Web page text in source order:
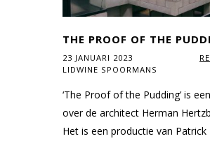
THE PROOF OF THE
23 JANUARI 2023
LIDWINE SPOORMANS
‘The Proof of the Pudding’ is
over de architect Herman
Het is een productie van Patrick